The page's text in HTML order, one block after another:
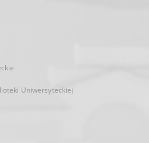
Uniwersyteckiej